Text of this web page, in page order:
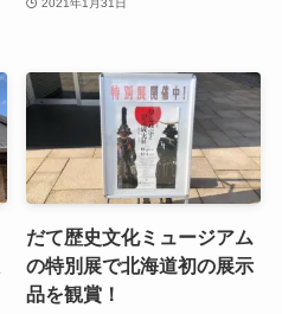
だて歴史文化ミュージアム
の特別展で北海道初の展示
品を観賞！